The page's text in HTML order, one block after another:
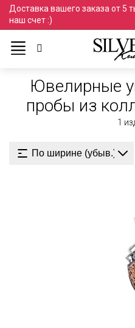
Доставка вашего заказа от 5
наш счет :)
Ювелирные украшения
Проба
Ювелирные
пробы из
1